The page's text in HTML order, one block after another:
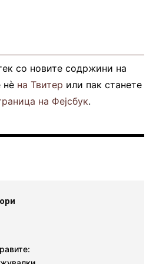
со новите содржини на
нè на Твитер или пак станете
на Фејсбук.